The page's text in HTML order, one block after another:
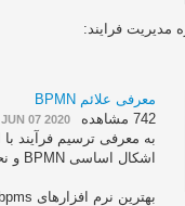
مدیریت فرایند:
معرفی علائم BPMN
742 مشاهده
JUN 07 2020
اشکال اساسی BPMN‬ ‫و نحوه استفاده از آنها را معرفی کنیم‬.‬‬
بهترین نرم افزارهای bpms را بدانید: